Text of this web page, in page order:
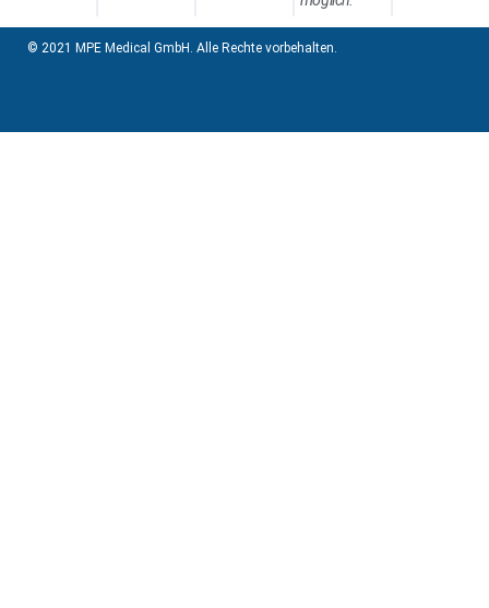
© 2021 MPE Medical GmbH. Alle Rechte vorbehalten.